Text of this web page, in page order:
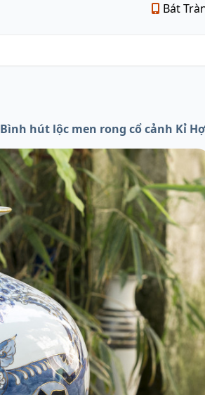
Bát
Bình hút lộc men rong cổ cảnh Kỉ